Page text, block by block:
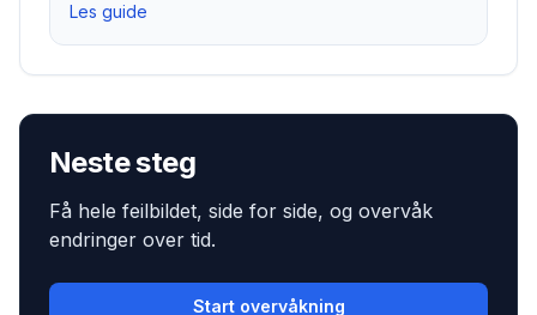
Les guide
Neste steg
Få hele feilbildet, side for side, og overvåk
endringer over tid.
Start overvåkning